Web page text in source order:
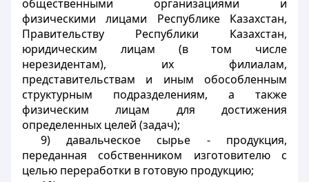
общественными организациями и
физическими лицами Республике Казахстан,
Правительству Республики Казахстан,
юридическим лицам (в том числе
нерезидентам), их филиалам,
представительствам и иным обособленным
структурным подразделениям, а также
физическим лицам для достижения
определенных целей (задач);
9) давальческое сырье - продукция,
переданная собственником изготовителю с
целью переработки в готовую продукцию;